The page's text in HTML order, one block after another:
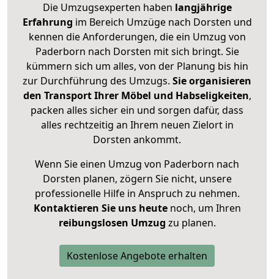
Die Umzugsexperten haben langjährige
Erfahrung im Bereich Umzüge nach Dorsten und
kennen die Anforderungen, die ein Umzug von
Paderborn nach Dorsten mit sich bringt. Sie
kümmern sich um alles, von der Planung bis hin
zur Durchführung des Umzugs. Sie organisieren
den Transport Ihrer Möbel und Habseligkeiten,
packen alles sicher ein und sorgen dafür, dass
alles rechtzeitig an Ihrem neuen Zielort in
Dorsten ankommt.
Wenn Sie einen Umzug von Paderborn nach
Dorsten planen, zögern Sie nicht, unsere
professionelle Hilfe in Anspruch zu nehmen.
Kontaktieren Sie uns heutenoch, um Ihren
reibungslosen Umzug zu planen.
Kostenlose Angebote erhalten